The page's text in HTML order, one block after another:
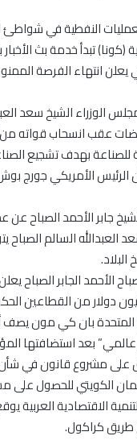
النفطية في شواطئ
مجلس الوزراء الشيخ سعد
عقب انسحاب قواته
أن الرئيس الأمريكي
سعد العبدالله السالم
صباح الأحمد الجابر
المتحدة بان كي مون يصف
بعد استضافتها
على مشروع قانون في
الكويتي للحصول على
للتنمية الاقتصادية
كراكول.